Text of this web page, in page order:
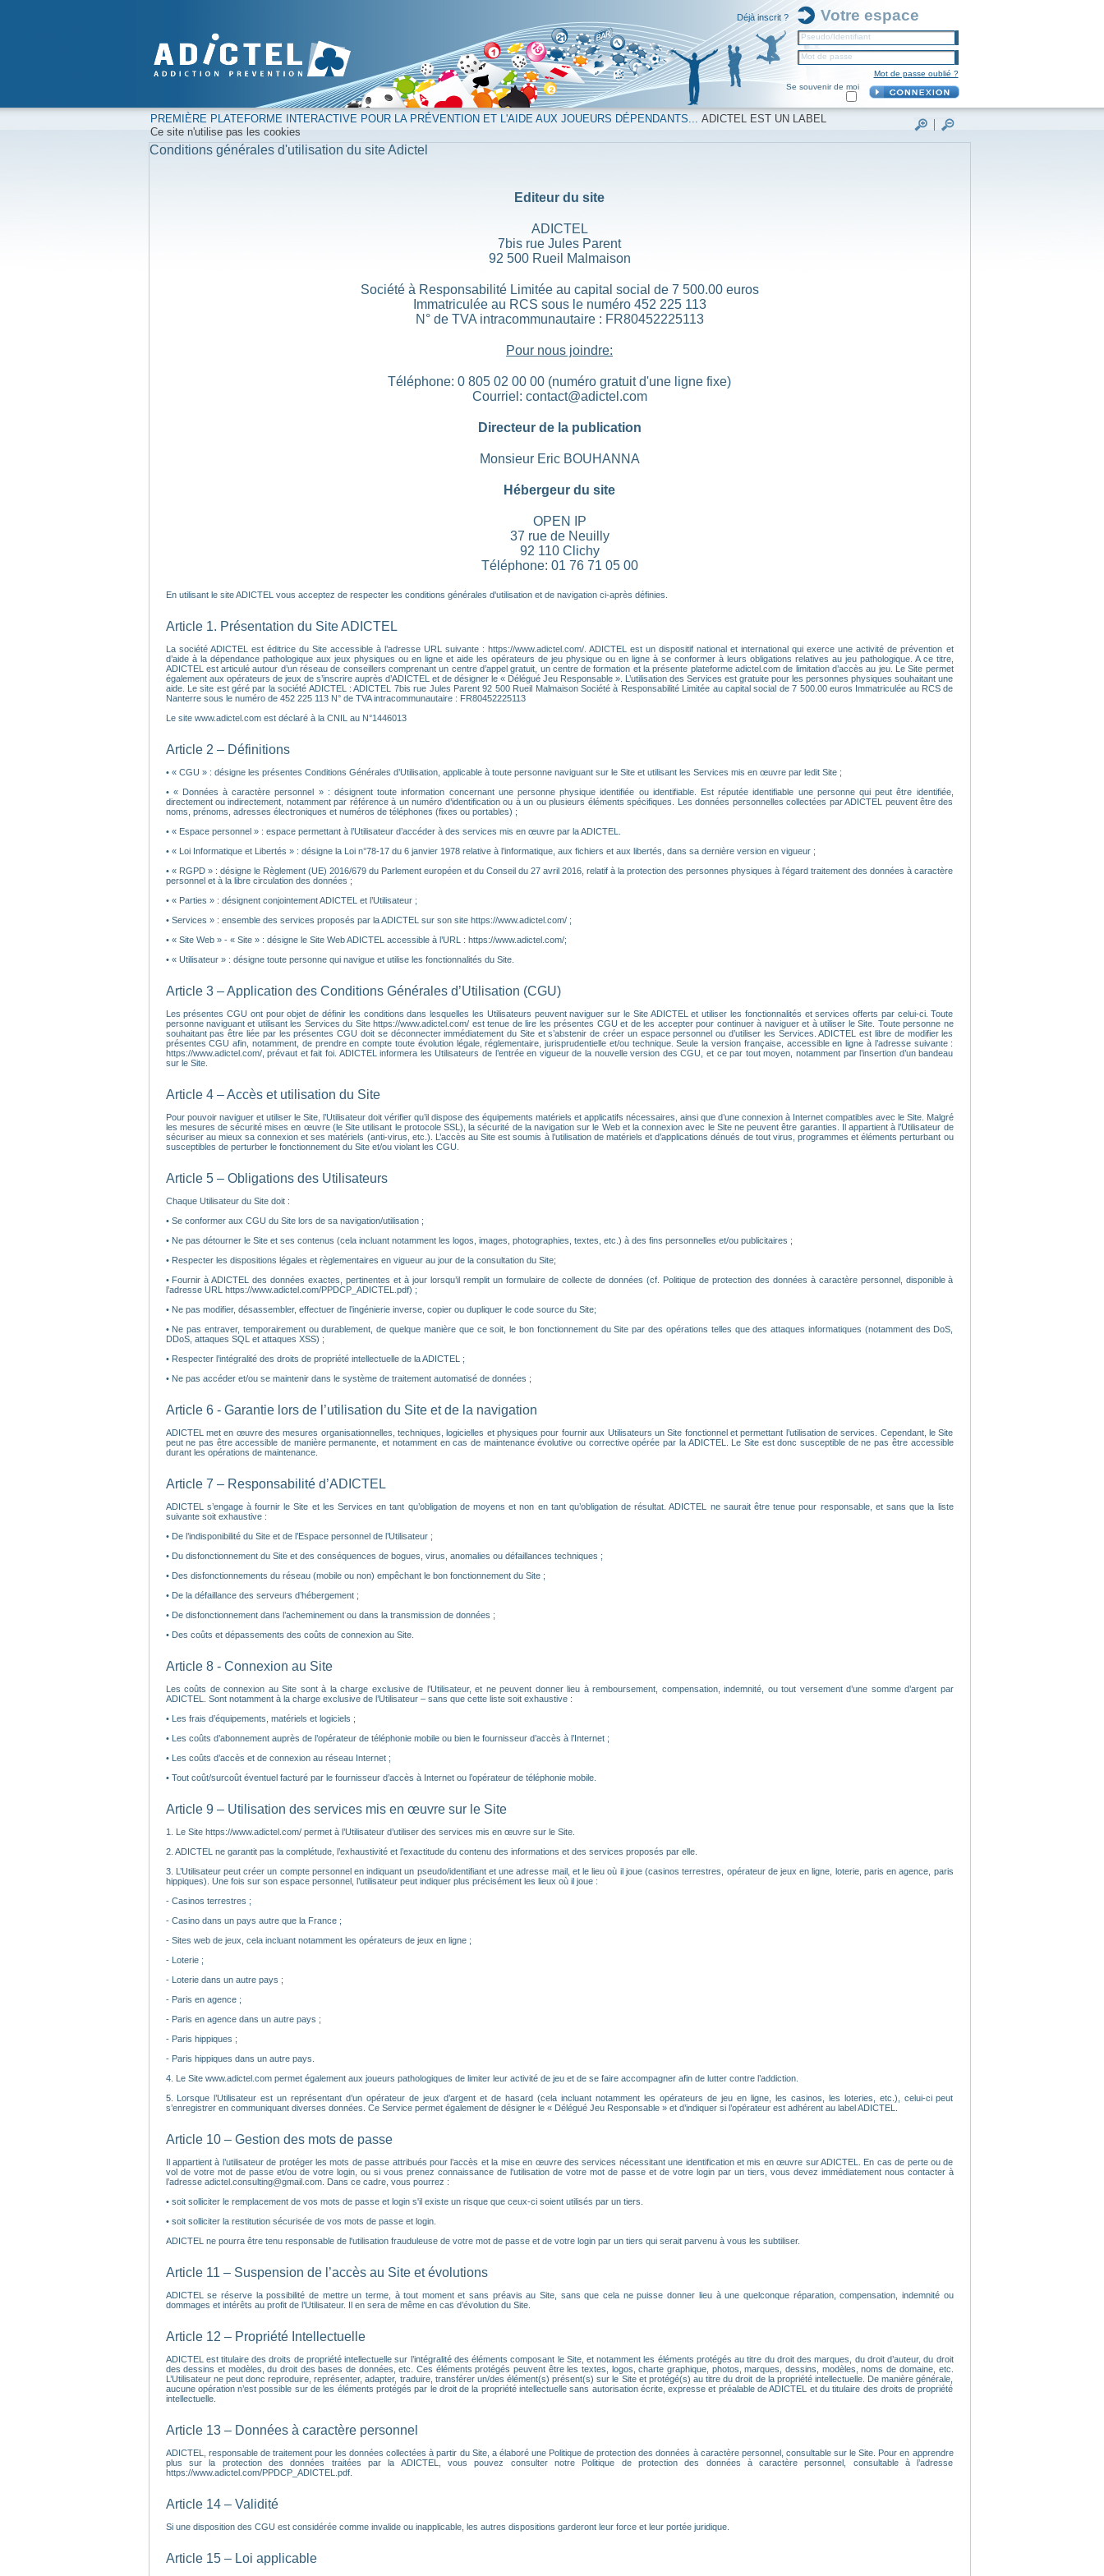
Déjà inscrit ? Votre espace
Pseudo/Identifiant
Mot de passe
Mot de passe oublié ?
Se souvenir de moi
PREMIÈRE PLATEFORME INTERACTIVE POUR LA PRÉVENTION ET L'AIDE AUX JOUEURS DÉPENDANTS... ADICTEL EST UN LABEL
Ce site n'utilise pas les cookies
Conditions générales d'utilisation du site Adictel
Editeur du site
ADICTEL
7bis rue Jules Parent
92 500 Rueil Malmaison
Société à Responsabilité Limitée au capital social de 7 500.00 euros
Immatriculée au RCS sous le numéro 452 225 113
N° de TVA intracommunautaire : FR80452225113
Pour nous joindre:
Téléphone: 0 805 02 00 00 (numéro gratuit d'une ligne fixe)
Courriel: contact@adictel.com
Directeur de la publication
Monsieur Eric BOUHANNA
Hébergeur du site
OPEN IP
37 rue de Neuilly
92 110 Clichy
Téléphone: 01 76 71 05 00
En utilisant le site ADICTEL vous acceptez de respecter les conditions générales d'utilisation et de navigation ci-après définies.
Article 1. Présentation du Site ADICTEL
La société ADICTEL est éditrice du Site accessible à l’adresse URL suivante : https://www.adictel.com/. ADICTEL est un dispositif national et international qui exerce une activité de prévention et
d’aide à la dépendance pathologique aux jeux physiques ou en ligne et aide les opérateurs de jeu physique ou en ligne à se conformer à leurs obligations relatives au jeu pathologique. A ce titre,
ADICTEL est articulé autour d’un réseau de conseillers comprenant un centre d’appel gratuit, un centre de formation et la présente plateforme adictel.com de limitation d’accès au jeu. Le Site permet
également aux opérateurs de jeux de s’inscrire auprès d’ADICTEL et de désigner le « Délégué Jeu Responsable ». L’utilisation des Services est gratuite pour les personnes physiques souhaitant une
aide. Le site est géré par la société ADICTEL : ADICTEL 7bis rue Jules Parent 92 500 Rueil Malmaison Société à Responsabilité Limitée au capital social de 7 500.00 euros Immatriculée au RCS de
Nanterre sous le numéro de 452 225 113 N° de TVA intracommunautaire : FR80452225113
Le site www.adictel.com est déclaré à la CNIL au N°1446013
Article 2 – Définitions
• « CGU » : désigne les présentes Conditions Générales d’Utilisation, applicable à toute personne naviguant sur le Site et utilisant les Services mis en œuvre par ledit Site ;
• « Données à caractère personnel » : désignent toute information concernant une personne physique identifiée ou identifiable. Est réputée identifiable une personne qui peut être identifiée,
directement ou indirectement, notamment par référence à un numéro d’identification ou à un ou plusieurs éléments spécifiques. Les données personnelles collectées par ADICTEL peuvent être des
noms, prénoms, adresses électroniques et numéros de téléphones (fixes ou portables) ;
• « Espace personnel » : espace permettant à l’Utilisateur d’accéder à des services mis en œuvre par la ADICTEL.
• « Loi Informatique et Libertés » : désigne la Loi n°78-17 du 6 janvier 1978 relative à l’informatique, aux fichiers et aux libertés, dans sa dernière version en vigueur ;
• « RGPD » : désigne le Règlement (UE) 2016/679 du Parlement européen et du Conseil du 27 avril 2016, relatif à la protection des personnes physiques à l’égard traitement des données à caractère
personnel et à la libre circulation des données ;
• « Parties » : désignent conjointement ADICTEL et l’Utilisateur ;
• Services » : ensemble des services proposés par la ADICTEL sur son site https://www.adictel.com/ ;
• « Site Web » - « Site » : désigne le Site Web ADICTEL accessible à l’URL : https://www.adictel.com/;
• « Utilisateur » : désigne toute personne qui navigue et utilise les fonctionnalités du Site.
Article 3 – Application des Conditions Générales d’Utilisation (CGU)
Les présentes CGU ont pour objet de définir les conditions dans lesquelles les Utilisateurs peuvent naviguer sur le Site ADICTEL et utiliser les fonctionnalités et services offerts par celui-ci. Toute
personne naviguant et utilisant les Services du Site https://www.adictel.com/ est tenue de lire les présentes CGU et de les accepter pour continuer à naviguer et à utiliser le Site. Toute personne ne
souhaitant pas être liée par les présentes CGU doit se déconnecter immédiatement du Site et s’abstenir de créer un espace personnel ou d’utiliser les Services. ADICTEL est libre de modifier les
présentes CGU afin, notamment, de prendre en compte toute évolution légale, réglementaire, jurisprudentielle et/ou technique. Seule la version française, accessible en ligne à l’adresse suivante :
https://www.adictel.com/, prévaut et fait foi. ADICTEL informera les Utilisateurs de l’entrée en vigueur de la nouvelle version des CGU, et ce par tout moyen, notamment par l’insertion d’un bandeau
sur le Site.
Article 4 – Accès et utilisation du Site
Pour pouvoir naviguer et utiliser le Site, l’Utilisateur doit vérifier qu’il dispose des équipements matériels et applicatifs nécessaires, ainsi que d’une connexion à Internet compatibles avec le Site. Malgré
les mesures de sécurité mises en œuvre (le Site utilisant le protocole SSL), la sécurité de la navigation sur le Web et la connexion avec le Site ne peuvent être garanties. Il appartient à l’Utilisateur de
sécuriser au mieux sa connexion et ses matériels (anti-virus, etc.). L’accès au Site est soumis à l’utilisation de matériels et d’applications dénués de tout virus, programmes et éléments perturbant ou
susceptibles de perturber le fonctionnement du Site et/ou violant les CGU.
Article 5 – Obligations des Utilisateurs
Chaque Utilisateur du Site doit :
• Se conformer aux CGU du Site lors de sa navigation/utilisation ;
• Ne pas détourner le Site et ses contenus (cela incluant notamment les logos, images, photographies, textes, etc.) à des fins personnelles et/ou publicitaires ;
• Respecter les dispositions légales et règlementaires en vigueur au jour de la consultation du Site;
• Fournir à ADICTEL des données exactes, pertinentes et à jour lorsqu’il remplit un formulaire de collecte de données (cf. Politique de protection des données à caractère personnel, disponible à
l’adresse URL https://www.adictel.com/PPDCP_ADICTEL.pdf) ;
• Ne pas modifier, désassembler, effectuer de l’ingénierie inverse, copier ou dupliquer le code source du Site;
• Ne pas entraver, temporairement ou durablement, de quelque manière que ce soit, le bon fonctionnement du Site par des opérations telles que des attaques informatiques (notamment des DoS,
DDoS, attaques SQL et attaques XSS) ;
• Respecter l’intégralité des droits de propriété intellectuelle de la ADICTEL ;
• Ne pas accéder et/ou se maintenir dans le système de traitement automatisé de données ;
Article 6 - Garantie lors de l’utilisation du Site et de la navigation
ADICTEL met en œuvre des mesures organisationnelles, techniques, logicielles et physiques pour fournir aux Utilisateurs un Site fonctionnel et permettant l’utilisation de services. Cependant, le Site
peut ne pas être accessible de manière permanente, et notamment en cas de maintenance évolutive ou corrective opérée par la ADICTEL. Le Site est donc susceptible de ne pas être accessible
durant les opérations de maintenance.
Article 7 – Responsabilité d’ADICTEL
ADICTEL s’engage à fournir le Site et les Services en tant qu’obligation de moyens et non en tant qu’obligation de résultat. ADICTEL ne saurait être tenue pour responsable, et sans que la liste
suivante soit exhaustive :
• De l’indisponibilité du Site et de l’Espace personnel de l’Utilisateur ;
• Du disfonctionnement du Site et des conséquences de bogues, virus, anomalies ou défaillances techniques ;
• Des disfonctionnements du réseau (mobile ou non) empêchant le bon fonctionnement du Site ;
• De la défaillance des serveurs d’hébergement ;
• De disfonctionnement dans l’acheminement ou dans la transmission de données ;
• Des coûts et dépassements des coûts de connexion au Site.
Article 8 - Connexion au Site
Les coûts de connexion au Site sont à la charge exclusive de l’Utilisateur, et ne peuvent donner lieu à remboursement, compensation, indemnité, ou tout versement d’une somme d’argent par
ADICTEL. Sont notamment à la charge exclusive de l’Utilisateur – sans que cette liste soit exhaustive :
• Les frais d’équipements, matériels et logiciels ;
• Les coûts d’abonnement auprès de l’opérateur de téléphonie mobile ou bien le fournisseur d’accès à l’Internet ;
• Les coûts d’accès et de connexion au réseau Internet ;
• Tout coût/surcoût éventuel facturé par le fournisseur d’accès à Internet ou l’opérateur de téléphonie mobile.
Article 9 – Utilisation des services mis en œuvre sur le Site
1. Le Site https://www.adictel.com/ permet à l’Utilisateur d’utiliser des services mis en œuvre sur le Site.
2. ADICTEL ne garantit pas la complétude, l’exhaustivité et l’exactitude du contenu des informations et des services proposés par elle.
3. L’Utilisateur peut créer un compte personnel en indiquant un pseudo/identifiant et une adresse mail, et le lieu où il joue (casinos terrestres, opérateur de jeux en ligne, loterie, paris en agence, paris
hippiques). Une fois sur son espace personnel, l’utilisateur peut indiquer plus précisément les lieux où il joue :
- Casinos terrestres ;
- Casino dans un pays autre que la France ;
- Sites web de jeux, cela incluant notamment les opérateurs de jeux en ligne ;
- Loterie ;
- Loterie dans un autre pays ;
- Paris en agence ;
- Paris en agence dans un autre pays ;
- Paris hippiques ;
- Paris hippiques dans un autre pays.
4. Le Site www.adictel.com permet également aux joueurs pathologiques de limiter leur activité de jeu et de se faire accompagner afin de lutter contre l’addiction.
5. Lorsque l’Utilisateur est un représentant d’un opérateur de jeux d’argent et de hasard (cela incluant notamment les opérateurs de jeu en ligne, les casinos, les loteries, etc.), celui-ci peut
s’enregistrer en communiquant diverses données. Ce Service permet également de désigner le « Délégué Jeu Responsable » et d’indiquer si l’opérateur est adhérent au label ADICTEL.
Article 10 – Gestion des mots de passe
Il appartient à l’utilisateur de protéger les mots de passe attribués pour l’accès et la mise en œuvre des services nécessitant une identification et mis en œuvre sur ADICTEL. En cas de perte ou de
vol de votre mot de passe et/ou de votre login, ou si vous prenez connaissance de l'utilisation de votre mot de passe et de votre login par un tiers, vous devez immédiatement nous contacter à
l’adresse adictel.consulting@gmail.com. Dans ce cadre, vous pourrez :
• soit solliciter le remplacement de vos mots de passe et login s'il existe un risque que ceux-ci soient utilisés par un tiers.
• soit solliciter la restitution sécurisée de vos mots de passe et login.
ADICTEL ne pourra être tenu responsable de l'utilisation frauduleuse de votre mot de passe et de votre login par un tiers qui serait parvenu à vous les subtiliser.
Article 11 – Suspension de l’accès au Site et évolutions
ADICTEL se réserve la possibilité de mettre un terme, à tout moment et sans préavis au Site, sans que cela ne puisse donner lieu à une quelconque réparation, compensation, indemnité ou
dommages et intérêts au profit de l’Utilisateur. Il en sera de même en cas d’évolution du Site.
Article 12 – Propriété Intellectuelle
ADICTEL est titulaire des droits de propriété intellectuelle sur l’intégralité des éléments composant le Site, et notamment les éléments protégés au titre du droit des marques, du droit d’auteur, du droit
des dessins et modèles, du droit des bases de données, etc. Ces éléments protégés peuvent être les textes, logos, charte graphique, photos, marques, dessins, modèles, noms de domaine, etc.
L’Utilisateur ne peut donc reproduire, représenter, adapter, traduire, transférer un/des élément(s) présent(s) sur le Site et protégé(s) au titre du droit de la propriété intellectuelle. De manière générale,
aucune opération n’est possible sur de les éléments protégés par le droit de la propriété intellectuelle sans autorisation écrite, expresse et préalable de ADICTEL et du titulaire des droits de propriété
intellectuelle.
Article 13 – Données à caractère personnel
ADICTEL, responsable de traitement pour les données collectées à partir du Site, a élaboré une Politique de protection des données à caractère personnel, consultable sur le Site. Pour en apprendre
plus sur la protection des données traitées par la ADICTEL, vous pouvez consulter notre Politique de protection des données à caractère personnel, consultable à l’adresse
https://www.adictel.com/PPDCP_ADICTEL.pdf.
Article 14 – Validité
Si une disposition des CGU est considérée comme invalide ou inapplicable, les autres dispositions garderont leur force et leur portée juridique.
Article 15 – Loi applicable